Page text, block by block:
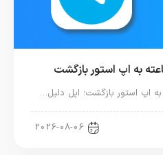
به اپ استور بازگشت
اپ استور بازگشت؛ اپل دلیل…
2026-08-06